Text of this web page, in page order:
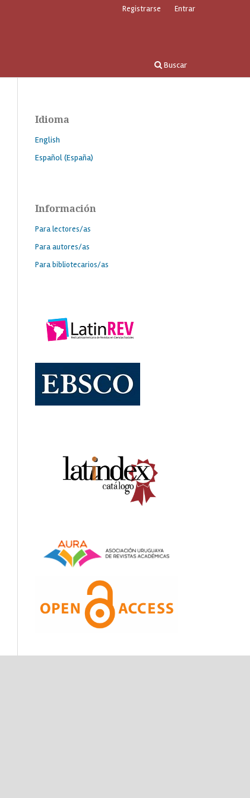
Buscar
Registrarse Entrar
Idioma
English
Español (España)
Información
Para lectores/as
Para autores/as
Para bibliotecarios/as